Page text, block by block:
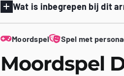
Wat is inbegrepen bij dit
Moordspel Spel met
Moordspel